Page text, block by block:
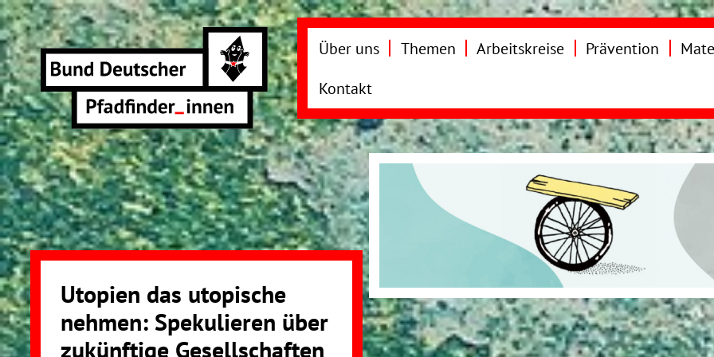
Direkt
zum
Inhalt
Über uns Themen Arbeitskreise Prävention
Kontakt
Utopien das utopische
nehmen: Spekulieren über
zukünftige Gesellschaften